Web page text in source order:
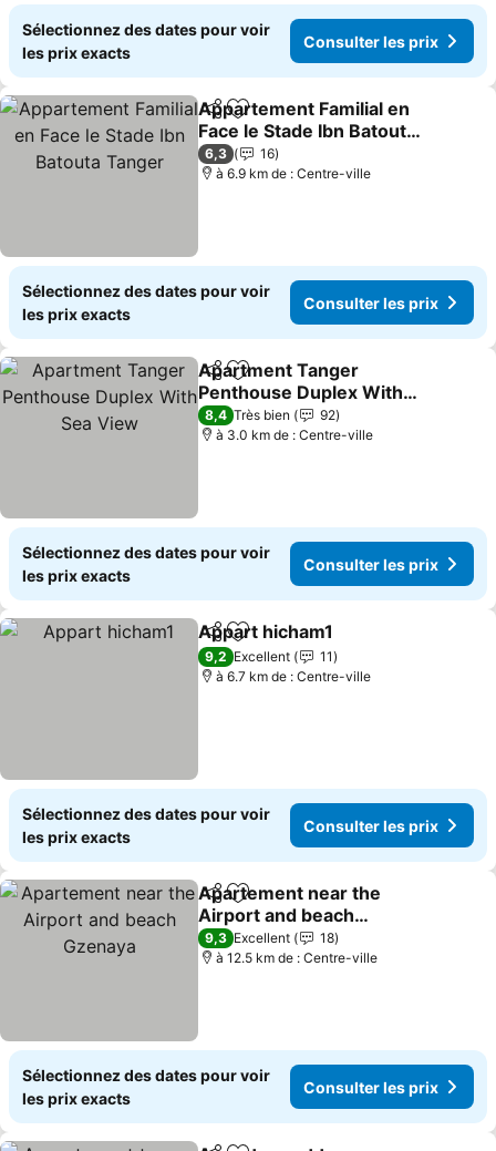
Sélectionnez des dates pour voir
les prix exacts
Consulter les prix
PartagerAjouter à mes favoris
Appartement Familial en
Face le Stade Ibn Batouta
Tanger
Consulter les prix
6,3
16
à 6.9 km de : Centre-ville
Sélectionnez des dates pour voir
les prix exacts
Consulter les prix
PartagerAjouter à mes favoris
Apartment Tanger
Penthouse Duplex With
Sea View
Consulter les prix
8,4 Très bien
92
à 3.0 km de : Centre-ville
Sélectionnez des dates pour voir
les prix exacts
Consulter les prix
PartagerAjouter à mes favoris
Appart hicham1
9,2 Excellent
11
à 6.7 km de : Centre-ville
Sélectionnez des dates pour voir
les prix exacts
Consulter les prix
PartagerAjouter à mes favoris
Apartement near the
Airport and beach
Gzenaya
Consulter les prix
9,3 Excellent
18
à 12.5 km de : Centre-ville
Sélectionnez des dates pour voir
les prix exacts
Consulter les prix